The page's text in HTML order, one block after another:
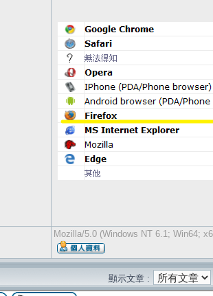
Mozilla/5.0 (Windows NT 6.1; Win64;
顯示文章 :